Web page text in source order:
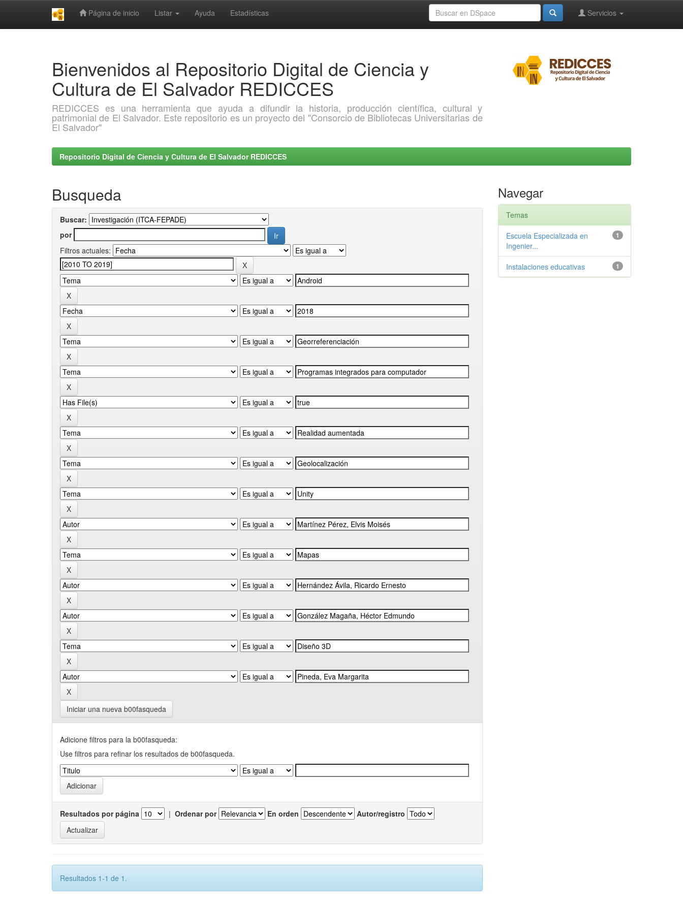
Página de inicio Listar Ayuda Estadísticas Servicios
Bienvenidos al Repositorio Digital de Ciencia y
Cultura de El Salvador REDICCES
REDICCES es una herramienta que ayuda a difundir la historia, producción científica, cultural y
patrimonial de El Salvador. Este repositorio es un proyecto del "Consorcio de Bibliotecas Universitarias de
El Salvador"
Repositorio Digital de Ciencia y Cultura de El Salvador REDICCES
Busqueda
Buscar:
por
Filtros actuales:
Iniciar una nueva b00fasqueda
Adicione filtros para la b00fasqueda:
Use filtros para refinar los resultados de b00fasqueda.
Resultados por página | Ordenar por En orden Autor/registro
Resultados 1-1 de 1.
Navegar
Temas
1
Escuela Especializada en
Ingenier...
1
Instalaciones educativas